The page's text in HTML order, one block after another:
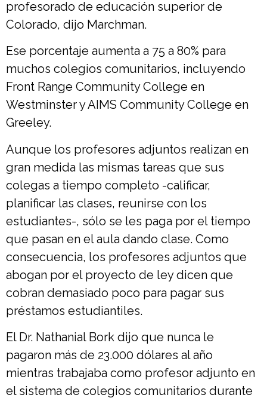
profesorado de educación superior de
Colorado, dijo Marchman.
Ese porcentaje aumenta a 75 a 80% para
muchos colegios comunitarios, incluyendo
Front Range Community College en
Westminster y AIMS Community College en
Greeley.
Aunque los profesores adjuntos realizan en
gran medida las mismas tareas que sus
colegas a tiempo completo -calificar,
planificar las clases, reunirse con los
estudiantes-, sólo se les paga por el tiempo
que pasan en el aula dando clase. Como
consecuencia, los profesores adjuntos que
abogan por el proyecto de ley dicen que
cobran demasiado poco para pagar sus
préstamos estudiantiles.
El Dr. Nathanial Bork dijo que nunca le
pagaron más de 23.000 dólares al año
mientras trabajaba como profesor adjunto en
el sistema de colegios comunitarios durante